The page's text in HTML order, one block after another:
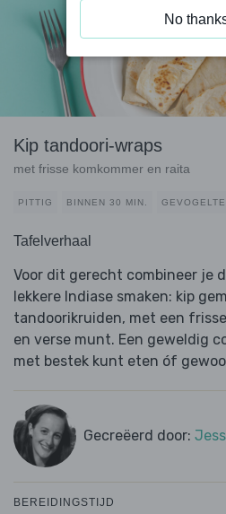
Kip tandoori-wraps
met frisse komkommer en raita
PITTIG BINNEN 30 MIN. GEVOGELTE
Tafelverhaal
Voor dit gerecht combineer je
lekkere Indiase smaken: kip
tandoorikruiden, met een
en verse munt. Een geweldig
met bestek kunt eten óf
Gecreëerd door:
BEREIDINGSTIJD
No